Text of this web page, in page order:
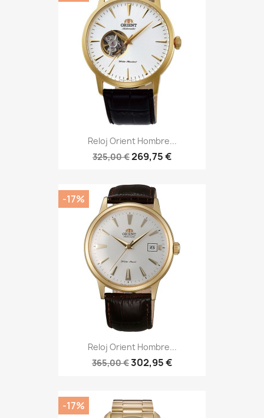
Reloj Orient Hombre...
325,00 €269,75 €
Reloj Orient Hombre...
365,00 €302,95 €
-17%
-17%